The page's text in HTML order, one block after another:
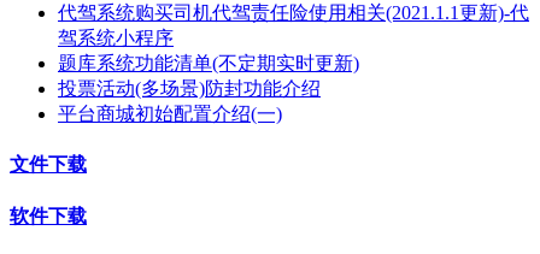
代驾系统购买司机代驾责任险使用相关(2021.1.1更新)-代
驾系统小程序
题库系统功能清单(不定期实时更新)
投票活动(多场景)防封功能介绍
平台商城初始配置介绍(一)
文件下载
软件下载